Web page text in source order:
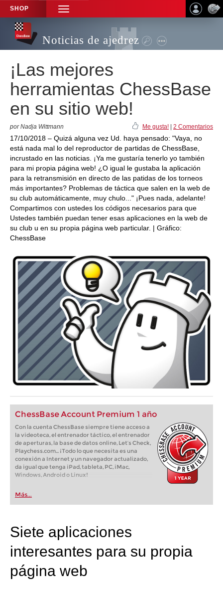
SHOP
TOGGLE
NAVIGATION
Noticias de ajedrez
¡Las mejores
herramientas ChessBase
en su sitio web!
por Nadja Wittmann Me gusta! 2 Comentarios
17/10/2018 – Quizá alguna vez Ud. haya pensado: "Vaya, no
está nada mal lo del reproductor de partidas de ChessBase,
incrustado en las noticias. ¡Ya me gustaría tenerlo yo también
para mi propia página web! ¿O igual le gustaba la aplicación
para la retransmisión en directo de las patidas de los torneos
más importantes? Problemas de táctica que salen en la web de
su club automáticamente, muy chulo..." ¡Pues nada, adelante!
Compartimos con ustedes los códigos necesarios para que
Ustedes también puedan tener esas aplicaciones en la web de
su club u en su propia página web particular. | Gráfico:
ChessBase
ChessBase Account Premium 1 año
Con la cuenta ChessBase siempre tiene acceso a
la videoteca, el entrenador táctico, el entrenador
de aperturas, la base de datos online, Let’s Check,
Playchess.com... ¡Todo lo que necesita es una
conexión a Internet y un navegador actualizado,
da igual que tenga iPad, tableta, PC, iMac,
Windows, Android o Linux!
Más...
Siete aplicaciones
interesantes para su propia
página web